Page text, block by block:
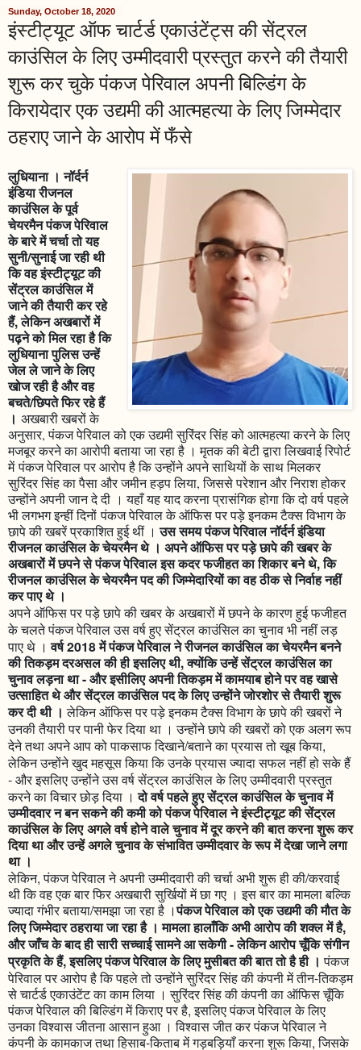
Sunday, October 18, 2020
इंस्टीट्यूट ऑफ चार्टर्ड एकाउंटेंट्स की सेंट्रल
काउंसिल के लिए उम्मीदवारी प्रस्तुत करने की तैयारी
शुरू कर चुके पंकज पेरिवाल अपनी बिल्डिंग के
किरायेदार एक उद्यमी की आत्महत्या के लिए जिम्मेदार
ठहराए जाने के आरोप में फँसे
लुधियाना । नॉर्दर्न
इंडिया रीजनल
काउंसिल के पूर्व
चेयरमैन पंकज पेरिवाल
के बारे में चर्चा तो यह
सुनी/सुनाई जा रही थी
कि वह इंस्टीट्यूट की
सेंट्रल काउंसिल में
जाने की तैयारी कर रहे
हैं, लेकिन अखबारों में
पढ़ने को मिल रहा है कि
लुधियाना पुलिस उन्हें
जेल ले जाने के लिए
खोज रही है और वह
बचते/छिपते फिर रहे हैं
। अखबारी खबरों के
अनुसार, पंकज पेरिवाल को एक उद्यमी सुरिंदर सिंह को आत्महत्या करने के लिए
मजबूर करने का आरोपी बताया जा रहा है । मृतक की बेटी द्वारा लिखवाई रिपोर्ट
में पंकज पेरिवाल पर आरोप है कि उन्होंने अपने साथियों के साथ मिलकर
सुरिंदर सिंह का पैसा और जमीन हड़प लिया, जिससे परेशान और निराश होकर
उन्होंने अपनी जान दे दी । यहाँ यह याद करना प्रासंगिक होगा कि दो वर्ष पहले
भी लगभग इन्हीं दिनों पंकज पेरिवाल के ऑफिस पर पड़े इनकम टैक्स विभाग के
छापे की खबरें प्रकाशित हुई थीं ।उस समय पंकज पेरिवाल नॉर्दर्न इंडिया
रीजनल काउंसिल के चेयरमैन थे । अपने ऑफिस पर पड़े छापे की खबर के
अखबारों में छपने से पंकज पेरिवाल इस कदर फजीहत का शिकार बने थे, कि
रीजनल काउंसिल के चेयरमैन पद की जिम्मेदारियों का वह ठीक से निर्वाह नहीं
कर पाए थे ।
अपने ऑफिस पर पड़े छापे की खबर के अखबारों में छपने के कारण हुई फजीहत
के चलते पंकज पेरिवाल उस वर्ष हुए सेंट्रल काउंसिल का चुनाव भी नहीं लड़
पाए थे ।वर्ष 2018 में पंकज पेरिवाल ने रीजनल काउंसिल का चेयरमैन बनने
की तिकड़म दरअसल की ही इसलिए थी, क्योंकि उन्हें सेंट्रल काउंसिल का
चुनाव लड़ना था - और इसीलिए अपनी तिकड़म में कामयाब होने पर वह खासे
उत्साहित थे और सेंट्रल काउंसिल पद के लिए उन्होंने जोरशोर से तैयारी शुरू
कर दी थी । लेकिन ऑफिस पर पड़े इनकम टैक्स विभाग के छापे की खबरों ने
उनकी तैयारी पर पानी फेर दिया था । उन्होंने छापे की खबरों को एक अलग रूप
देने तथा अपने आप को पाकसाफ दिखाने/बताने का प्रयास तो खूब किया,
लेकिन उन्होंने खुद महसूस किया कि उनके प्रयास ज्यादा सफल नहीं हो सके हैं
- और इसलिए उन्होंने उस वर्ष सेंट्रल काउंसिल के लिए उम्मीदवारी प्रस्तुत
करने का विचार छोड़ दिया ।दो वर्ष पहले हुए सेंट्रल काउंसिल के चुनाव में
उम्मीदवार न बन सकने की कमी कोपंकज पेरिवाल ने इंस्टीट्यूट की सेंट्रल
काउंसिल के लिए अगले वर्ष होने वाले चुनाव में दूर करने की बात करना शुरू कर
दिया था और उन्हें अगले चुनाव के संभावित उम्मीदवार के रूप में देखा जाने लगा
था ।
लेकिन, पंकज पेरिवाल ने अपनी उम्मीदवारी की चर्चा अभी शुरू ही की/करवाई
थी कि वह एक बार फिर अखबारी सुर्खियों में छा गए । इस बार का मामला बल्कि
ज्यादा गंभीर बताया/समझा जा रहा है ।पंकज पेरिवाल को एक उद्यमी की मौत के
लिए जिम्मेदार ठहराया जा रहा है । मामला हालाँकि अभी आरोप की शक्ल में है,
और जाँच के बाद ही सारी सच्चाई सामने आ सकेगी - लेकिन आरोप चूँकि संगीन
प्रकृति के हैं, इसलिए पंकज पेरिवाल के लिए मुसीबत की बात तो है ही । पंकज
पेरिवाल पर आरोप है कि पहले तो उन्होंने सुरिंदर सिंह की कंपनी में तीन-तिकड़म
से चार्टर्ड एकाउंटेंट का काम लिया । सुरिंदर सिंह की कंपनी का ऑफिस चूँकि
पंकज पेरिवाल की बिल्डिंग में किराए पर है, इसलिए पंकज पेरिवाल के लिए
उनका विश्वास जीतना आसान हुआ । विश्वास जीत कर पंकज पेरिवाल ने
कंपनी के कामकाज तथा हिसाब-किताब में गड़बड़ियाँ करना शुरू किया, जिसके